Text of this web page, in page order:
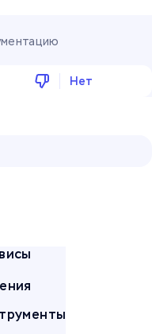
Нет